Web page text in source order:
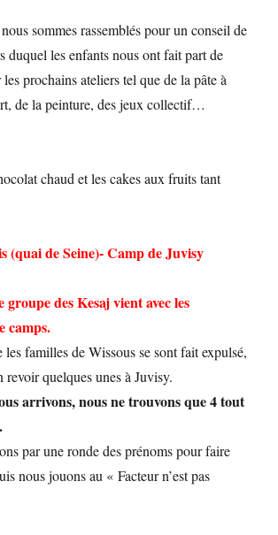
sommes rassemblés pour un conseil de
duquel les enfants nous ont fait part de
prochains ateliers tel que de la pâte à
de la peinture, des jeux collectif…
chaud et les cakes aux fruits tant
(quai de Seine)- Camp de Juvisy
des Kesaj vient avec les
camps.
les familles de Wissous se sont fait expulsé,
revoir quelques unes à Juvisy.
arrivons, nous ne trouvons que 4 tout
par une ronde des prénoms pour faire
nous jouons au « Facteur n’est pas